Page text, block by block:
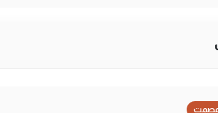
عصمت